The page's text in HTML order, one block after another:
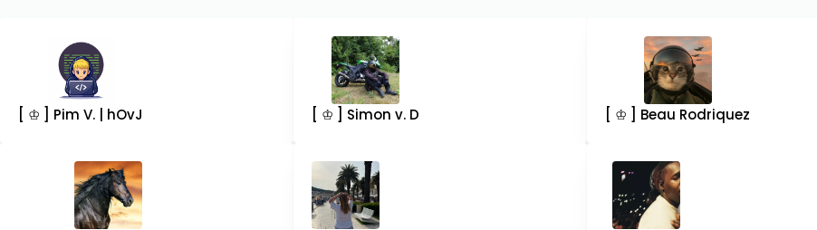
[ ♔ ] Pim V. | hOvJ [ ♔ ] Simon v. D [ ♔ ] Beau Rodriquez